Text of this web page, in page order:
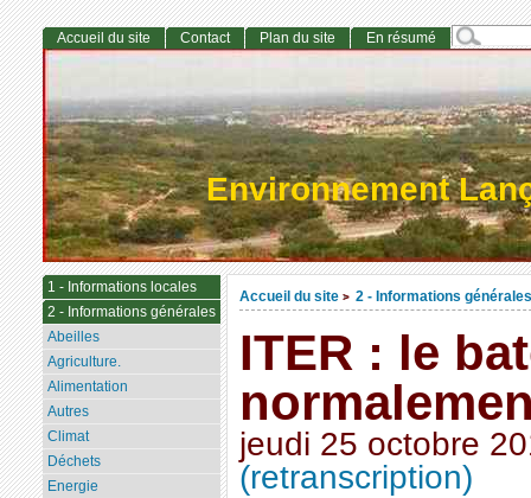
Environnement
Accueil du site > 2 - Informations générales
ITER : le
jeudi 25 octobre
(retranscription)
Accueil du site Contact Plan du site En résumé
1 - Informations locales
2 - Informations générales
Abeilles
Agriculture.
Alimentation
Autres
Climat
Déchets
Energie